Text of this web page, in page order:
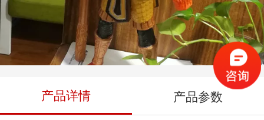
3D打印悟空
产品详情 产品参数